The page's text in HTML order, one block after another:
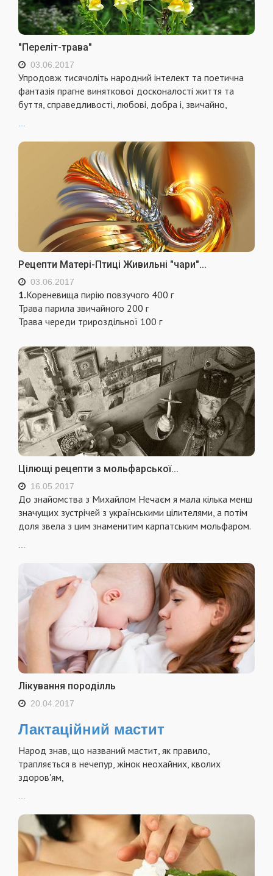
"Переліт-трава"
03.06.2017
Упродовж тисячоліть народний інтелект та поетична
фантазія прагне виняткової досконалості життя та
буття, справедливості, любові, добра і, звичайно,
Рецепти Матері-Птиці Живильні "чари"...
03.06.2017
1.Кореневища пирію повзучого 400 г
Трава парила звичайного 200 г
Трава череди трироздільної 100 г
Цілющі рецепти з мольфарської...
16.05.2017
До знайомства з Михайлом Нечаєм я мала кілька менш
значущих зустрічей з українськими цілителями, а потім
доля звела з цим знаменитим карпатським мольфаром.
Лікування породілль
20.04.2017
Лактаційний мастит
Народ знав, що названий мастит, як правило,
трапляється в нечепур, жінок неохайних, кволих
здоров'ям,